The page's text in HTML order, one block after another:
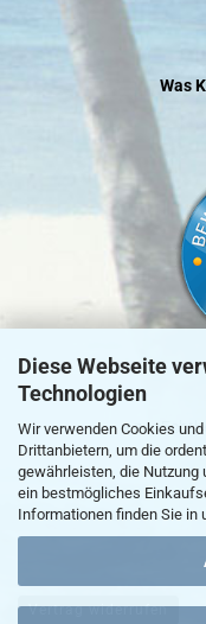
Diese Webseite
Technologien
Wir verwenden Cookies
Drittanbietern, um die
gewährleisten, die Nutzung
ein bestmögliches
Informationen finden Sie in
Was
»zur
Vertrag widerrufen